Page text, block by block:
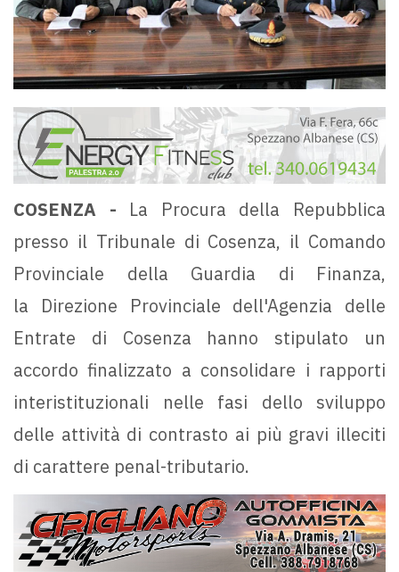
COSENZA - La Procura della Repubblica
presso il Tribunale di Cosenza, il Comando
Provinciale della Guardia di Finanza,
la Direzione Provinciale dell'Agenzia delle
Entrate di Cosenza hanno stipulato un
accordo finalizzato a consolidare i rapporti
interistituzionali nelle fasi dello sviluppo
delle attività di contrasto ai più gravi illeciti
di carattere penal-tributario.